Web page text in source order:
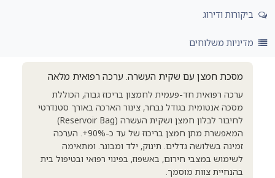
ביקורות ודירוג
מדיניות משלוחים
מסכת חמצן עם שקית העשרה. ערכה רפואית מלאה
ערכה רפואית חד-פעמית לחמצון בריכוז גבוה, הכוללת
מסכה אנטומית בגודל נבחר, צינור הארכה באורך סטנדרטי
לחיבור לבלון חמצן ושקית העשרה (Reservoir Bag)
המאפשרת מתן חמצן בריכוז של עד כ-90%+. הערכה
זמינה בשלושה גדלים. תינוק, ילד ומבוגר. ומתאימה
לשימוש במצבי חירום, באשפוז, בפינוי רפואי ובטיפול בית
בהנחיית צוות מוסמך.